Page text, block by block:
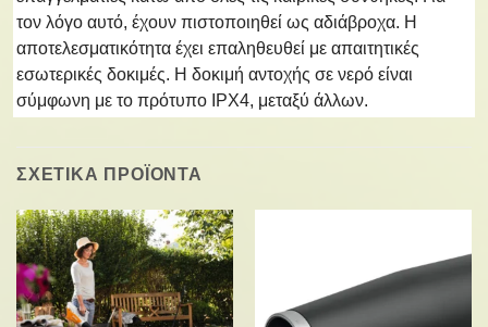
τον λόγο αυτό, έχουν πιστοποιηθεί ως αδιάβροχα. Η
αποτελεσματικότητα έχει επαληθευθεί με απαιτητικές
εσωτερικές δοκιμές. Η δοκιμή αντοχής σε νερό είναι
σύμφωνη με το πρότυπο IPX4, μεταξύ άλλων.
ΣΧΕΤΙΚΑ ΠΡΟΪΟΝΤΑ